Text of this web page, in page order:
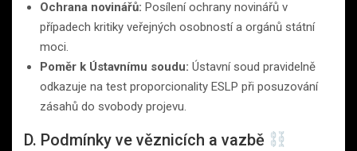
Ochrana novinářů: Posílení ochrany novinářů v
případech kritiky veřejných osobností a orgánů státní
moci.
Poměr k Ústavnímu soudu: Ústavní soud pravidelně
odkazuje na test proporcionality ESLP při posuzování
zásahů do svobody projevu.
D. Podmínky ve věznicích a vazbě